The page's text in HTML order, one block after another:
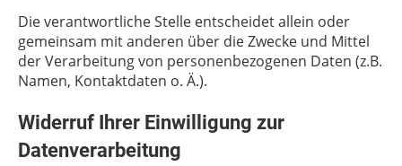
Die verantwortliche Stelle entscheidet allein oder
gemeinsam mit anderen über die Zwecke und Mittel
der Verarbeitung von personenbezogenen Daten (z.B.
Namen, Kontaktdaten o. Ä.).
Widerruf Ihrer Einwilligung zur
Datenverarbeitung